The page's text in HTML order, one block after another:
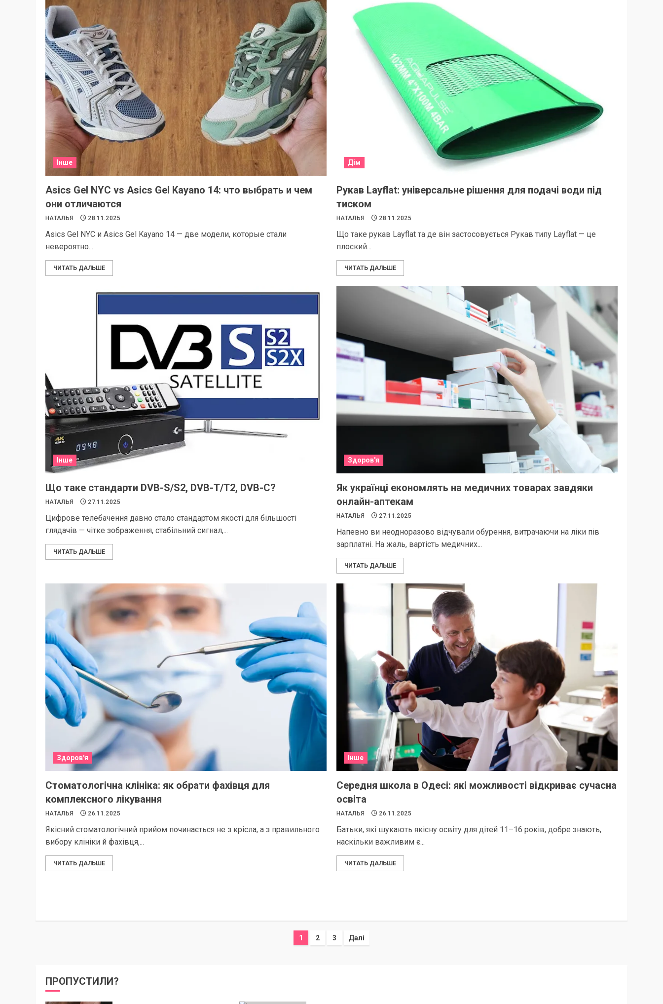
Інше
Asics Gel NYC vs Asics Gel Kayano 14: что выбрать и чем
они отличаются
НАТАЛЬЯ 28.11.2025
Asics Gel NYC и Asics Gel Kayano 14 — две модели, которые стали
невероятно...
ЧИТАТЬ ДАЛЬШЕ
Дім
Рукав Layflat: універсальне рішення для подачі води під
тиском
НАТАЛЬЯ 28.11.2025
Що таке рукав Layflat та де він застосовується Рукав типу Layflat — це
плоский...
ЧИТАТЬ ДАЛЬШЕ
Інше
Що таке стандарти DVB-S/S2, DVB-T/T2, DVB-C?
НАТАЛЬЯ 27.11.2025
Цифрове телебачення давно стало стандартом якості для більшості
глядачів — чітке зображення, стабільний сигнал,...
ЧИТАТЬ ДАЛЬШЕ
Здоров'я
Як українці економлять на медичних товарах завдяки
онлайн-аптекам
НАТАЛЬЯ 27.11.2025
Напевно ви неодноразово відчували обурення, витрачаючи на ліки пів
зарплатні. На жаль, вартість медичних...
ЧИТАТЬ ДАЛЬШЕ
Здоров'я
Стоматологічна клініка: як обрати фахівця для
комплексного лікування
НАТАЛЬЯ 26.11.2025
Якісний стоматологічний прийом починається не з крісла, а з правильного
вибору клініки й фахівця,...
ЧИТАТЬ ДАЛЬШЕ
Інше
Середня школа в Одесі: які можливості відкриває сучасна
освіта
НАТАЛЬЯ 26.11.2025
Батьки, які шукають якісну освіту для дітей 11–16 років, добре знають,
наскільки важливим є...
ЧИТАТЬ ДАЛЬШЕ
Пагінація
1 2 3 Далі
ПРОПУСТИЛИ?